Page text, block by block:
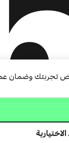
تجربتك وضمان